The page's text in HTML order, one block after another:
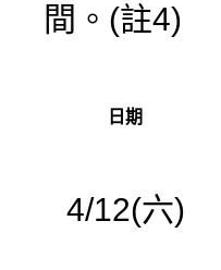
間。(註4)
日期
4/12(六)